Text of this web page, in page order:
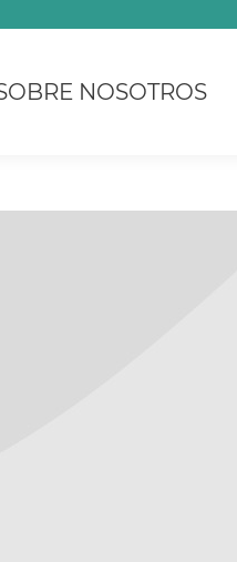
NOSOTROS